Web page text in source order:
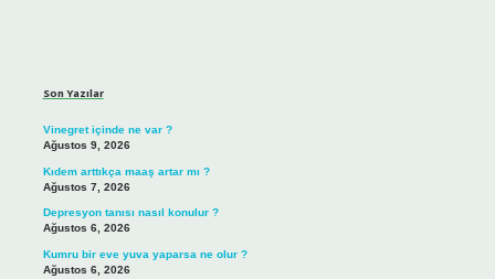
Son Yazılar
Vinegret içinde ne var ?
Ağustos 9, 2026
Kıdem arttıkça maaş artar mı ?
Ağustos 7, 2026
Depresyon tanısı nasıl konulur ?
Ağustos 6, 2026
Kumru bir eve yuva yaparsa ne olur ?
Ağustos 6, 2026